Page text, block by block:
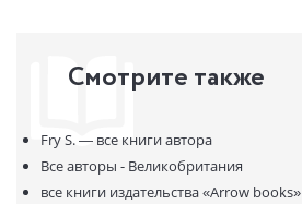
Смотрите также
Fry S. — все книги автора
Все авторы - Великобритания
все книги издательства«Arrow books»